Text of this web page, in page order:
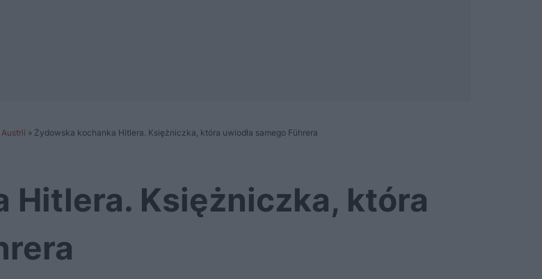
» Żydowska kochanka Hitlera. Księżniczka, która uwiodła samego Führera
Hitlera. Księżniczka, która